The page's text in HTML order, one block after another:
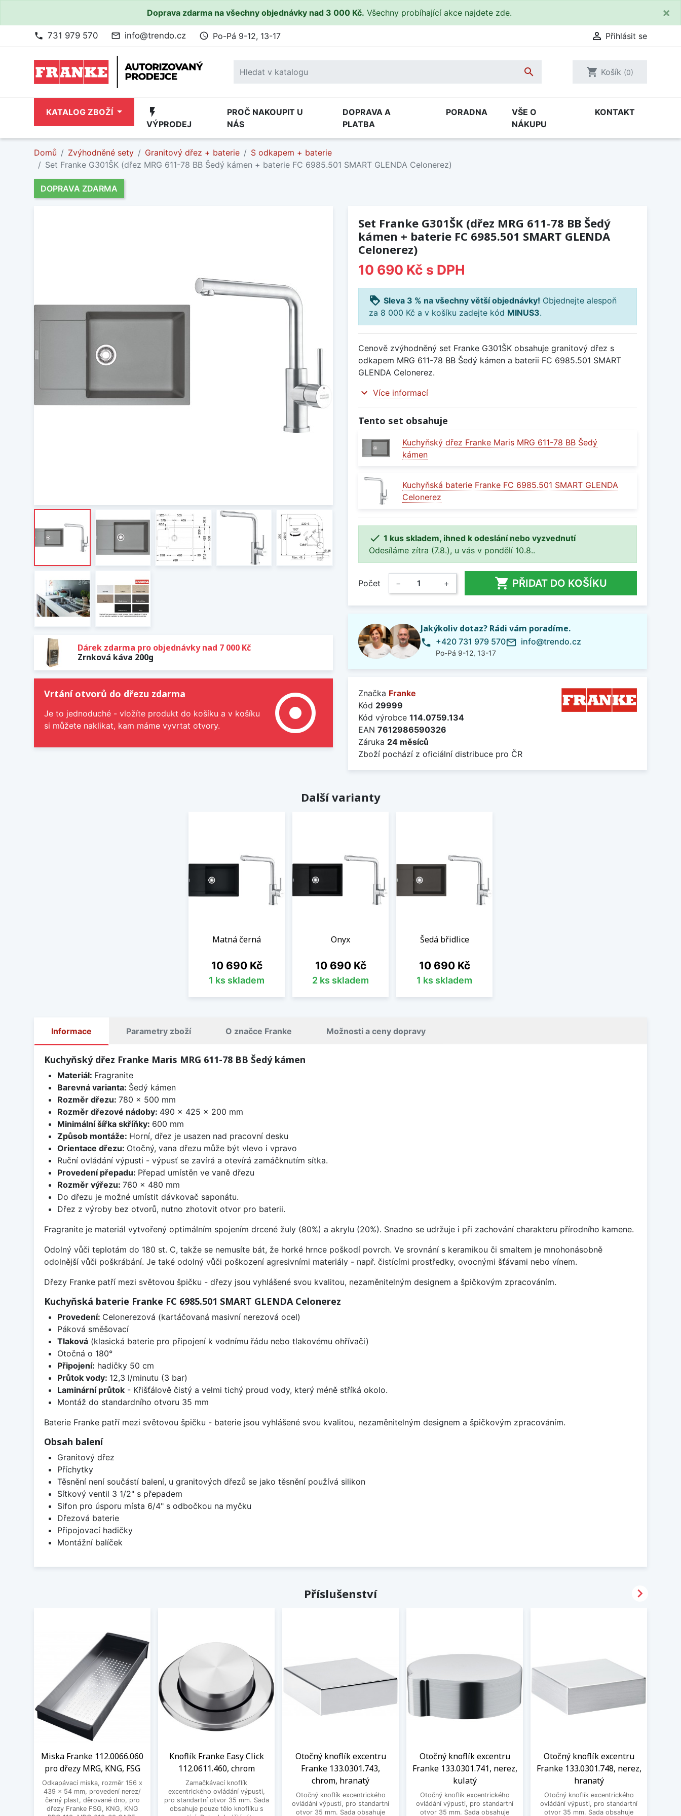
Doprava zdarma na všechny objednávky nad 3 000 Kč. Všechny probíhající akce najdete zde. ×
phone 731 979 570 mail_outline info@trendo.cz access_time Po-Pá 9-12, 13-17  Přihlásit se
 shopping_cart Košík (0)
KATALOG ZBOŽÍ flash_on
VÝPRODEJ
PROČ NAKOUPIT U
NÁS
DOPRAVA A
PLATBA
PORADNA
VŠE O
NÁKUPU
KONTAKT
Domů Zvýhodněné sety Granitový dřez + baterie
S odkapem + baterie
Set Franke G301ŠK (dřez MRG 611-78 BB Šedý kámen + baterie FC 6985.501 SMART GLENDA Celonerez)
DOPRAVA ZDARMA
Dárek zdarma pro objednávky nad 7 000 Kč
Zrnková káva 200g
Vrtání otvorů do dřezu zdarma
Je to jednoduché - vložíte produkt do košíku a v košíku
si můžete naklikat, kam máme vyvrtat otvory.
adjust
Set Franke G301ŠK (dřez MRG 611-78 BB Šedý
kámen + baterie FC 6985.501 SMART GLENDA
Celonerez)
10 690 Kč s DPH
loyalty Sleva 3 % na všechny větší objednávky! Objednejte alespoň
za 8 000 Kč a v košíku zadejte kód MINUS3.
Cenově zvýhodněný set Franke G301ŠK obsahuje granitový dřez s
odkapem MRG 611-78 BB Šedý kámen a baterii FC 6985.501 SMART
GLENDA Celonerez.
expand_more Více informací
Tento set obsahuje
Kuchyňský dřez Franke Maris MRG 611-78 BB Šedý
kámen
Kuchyňská baterie Franke FC 6985.501 SMART GLENDA
Celonerez
 1 kus skladem, ihned k odeslání nebo vyzvednutí
Odesíláme zítra (7.8.), u vás v pondělí 10.8..
Počet − +  PŘIDAT DO KOŠÍKU
Jakýkoliv dotaz? Rádi vám poradíme.
phone +420 731 979 570
Po-Pá 9-12, 13-17
mail_outline info@trendo.cz
Značka Franke
Kód 29999
Kód výrobce 114.0759.134
EAN 7612986590326
Záruka 24 měsíců
Zboží pochází z oficiální distribuce pro ČR
Další varianty
Matná černá
Cena
10 690 Kč
1 ks skladem
Onyx
Cena
10 690 Kč
2 ks skladem
Šedá břidlice
Cena
10 690 Kč
1 ks skladem
Informace Parametry zboží O značce Franke Možnosti a ceny dopravy
Kuchyňský dřez Franke Maris MRG 611-78 BB Šedý kámen
Materiál: Fragranite
Barevná varianta: Šedý kámen
Rozměr dřezu: 780 x 500 mm
Rozměr dřezové nádoby: 490 x 425 x 200 mm
Minimální šířka skříňky: 600 mm
Způsob montáže: Horní, dřez je usazen nad pracovní desku
Orientace dřezu: Otočný, vana dřezu může být vlevo i vpravo
Ruční ovládání výpusti - výpusť se zavírá a otevírá zamáčknutím sítka.
Provedení přepadu: Přepad umístěn ve vaně dřezu
Rozměr výřezu: 760 x 480 mm
Do dřezu je možné umístit dávkovač saponátu.
Dřez z výroby bez otvorů, nutno zhotovit otvor pro baterii.
Fragranite je materiál vytvořený optimálním spojením drcené žuly (80%) a akrylu (20%). Snadno se udržuje i při zachování charakteru přírodního kamene.
Odolný vůči teplotám do 180 st. C, takže se nemusíte bát, že horké hrnce poškodí povrch. Ve srovnání s keramikou či smaltem je mnohonásobně
odolnější vůči poškrábání. Je také odolný vůči poškození agresivními materiály - např. čistícími prostředky, ovocnými šťávami nebo vínem.
Dřezy Franke patří mezi světovou špičku - dřezy jsou vyhlášené svou kvalitou, nezaměnitelným designem a špičkovým zpracováním.
Kuchyňská baterie Franke FC 6985.501 SMART GLENDA Celonerez
Provedení: Celonerezová (kartáčovaná masivní nerezová ocel)
Páková směšovací
Tlaková(klasická baterie pro připojení k vodnímu řádu nebo tlakovému ohřívači)
Otočná o 180°
Připojení: hadičky 50 cm
Průtok vody: 12,3 l/minutu (3 bar)
Laminární průtok- Křišťálově čistý a velmi tichý proud vody, který méně stříká okolo.
Montáž do standardního otvoru 35 mm
Baterie Franke patří mezi světovou špičku - baterie jsou vyhlášené svou kvalitou, nezaměnitelným designem a špičkovým zpracováním.
Obsah balení
Granitový dřez
Příchytky
Těsnění není součástí balení, u granitových dřezů se jako těsnění používá silikon
Sítkový ventil 3 1/2" s přepadem
Sifon pro úsporu místa 6/4" s odbočkou na myčku
Dřezová baterie
Připojovací hadičky
Montážní balíček
Příslušenství
Miska Franke 112.0066.060
pro dřezy MRG, KNG, FSG
Odkapávací miska, rozměr 156 x
439 x 54 mm, provedení nerez/
černý plast, děrované dno, pro
dřezy Franke FSG, KNG, KNG
Knoflík Franke Easy Click
112.0611.460, chrom
Zamačkávací knoflík
excentrického ovládání výpusti,
pro standartní otvor 35 mm. Sada
obsahuje pouze tělo knoflíku s
Otočný knoflík excentru
Franke 133.0301.743,
chrom, hranatý
Otočný knoflík excentrického
ovládání výpusti, pro standartní
otvor 35 mm. Sada obsahuje
Otočný knoflík excentru
Franke 133.0301.741, nerez,
kulatý
Otočný knoflík excentrického
ovládání výpusti, pro standartní
otvor 35 mm. Sada obsahuje
Otočný knoflík excentru
Franke 133.0301.748, nerez,
hranatý
Otočný knoflík excentrického
ovládání výpusti, pro standartní
otvor 35 mm. Sada obsahuje
